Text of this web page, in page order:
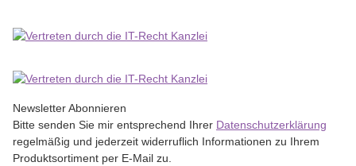
Newsletter Abonnieren
Bitte senden Sie mir entsprechend Ihrer Datenschutzerklärung
regelmäßig und jederzeit widerruflich Informationen zu Ihrem
Produktsortiment per E-Mail zu.